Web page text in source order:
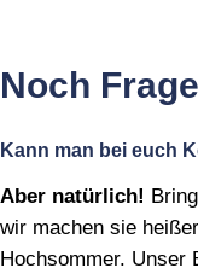
Noch
Kann man bei euch
Aber natürlich!
wir machen sie
Hochsommer. Unser